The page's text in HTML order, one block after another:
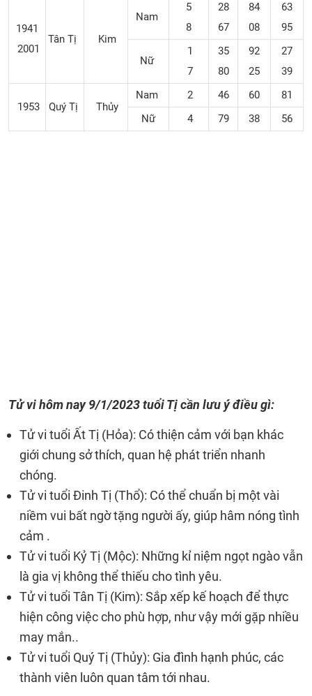
1941
2001
Tân Tị Kim
Nam
5
8
28
67
84
08
63
95
Nữ
1
7
35
80
92
25
27
39
1953 Quý Tị Thủy
Nam 2 46 60
81
Nữ
4 79 38 56
Tử vi hôm nay9/1/2023 tuổi Tị cần lưu ý điều gì:
Tử vi tuổi Ất Tị (Hỏa): Có thiện cảm với bạn khác
giới chung sở thích, quan hệ phát triển nhanh
chóng.
Tử vi tuổi Đinh Tị (Thổ): Có thể chuẩn bị một vài
niềm vui bất ngờ tặng người ấy, giúp hâm nóng tình
cảm .
Tử vi tuổi Kỷ Tị (Mộc): Những kỉ niệm ngọt ngào vẫn
là gia vị không thể thiếu cho tình yêu.
Tử vi tuổi Tân Tị (Kim): Sắp xếp kế hoạch để thực
hiện công việc cho phù hợp, như vậy mới gặp nhiều
may mắn..
Tử vi tuổi Quý Tị (Thủy): Gia đình hạnh phúc, các
thành viên luôn quan tâm tới nhau.